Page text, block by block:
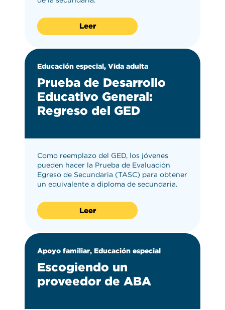
Leer
Educación especial, Vida adulta
Prueba de Desarrollo
Educativo General:
Regreso del GED
Como reemplazo del GED, los jóvenes
pueden hacer la Prueba de Evaluación
Egreso de Secundaria (TASC) para obtener
un equivalente a diploma de secundaria.
Leer
Apoyo familiar, Educación especial
Escogiendo un
proveedor de ABA